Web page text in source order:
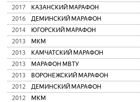
2017
КАЗАНСКИЙ МАРАФОН
2016
ДЕМИНСКИЙ МАРАФОН
2014
ЮГОРСКИЙ МАРАФОН
2013
МКМ
2013
КАМЧАТСКИЙ МАРАФОН
2013
МАРАФОН МВТУ
2013
ВОРОНЕЖСКИЙ МАРАФОН
2012
ДЕМИНСКИЙ МАРАФОН
2012
МКМ